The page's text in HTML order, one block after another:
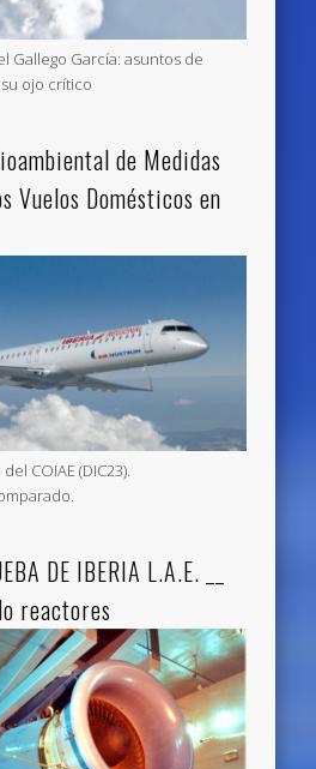
Gallego García: asuntos de
ojo crítico
de Medidas
Vuelos Domésticos en
COIAE (DIC23).
DE IBERIA L.A.E. __
reactores